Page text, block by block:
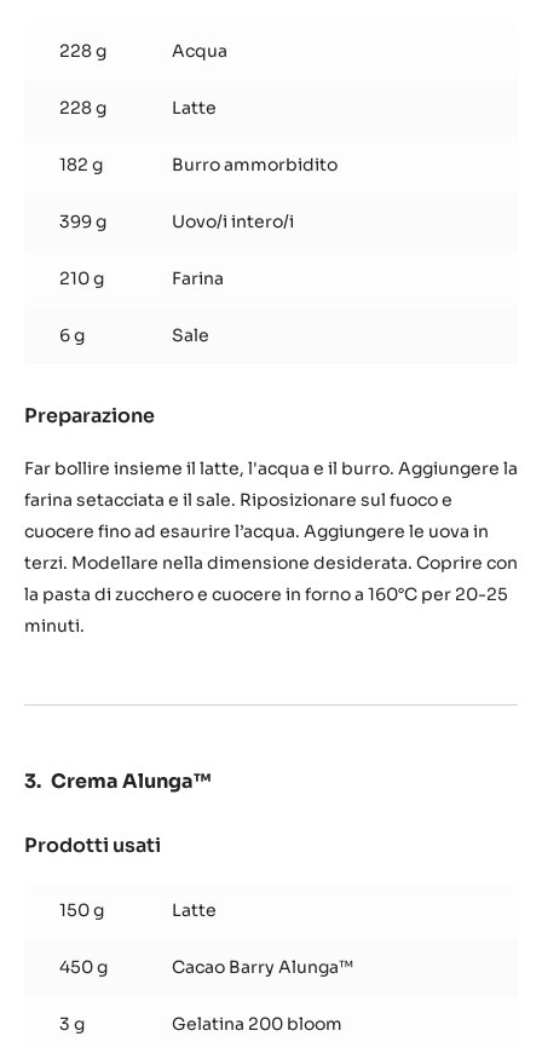
choux
228 g Acqua
228 g Latte
182 g Burro ammorbidito
399 g Uovo/i intero/i
210 g Farina
6 g Sale
Preparazione
à
choux
Far bollire insieme il latte, l'acqua e il burro. Aggiungere la
farina setacciata e il sale. Riposizionare sul fuoco e
cuocere fino ad esaurire l’acqua. Aggiungere le uova in
terzi. Modellare nella dimensione desiderata. Coprire con
la pasta di zucchero e cuocere in forno a 160°C per 20-25
minuti.
Crema Alunga™
Prodotti usati
Alunga™
150 g Latte
450 g Cacao Barry Alunga™
3 g Gelatina 200 bloom